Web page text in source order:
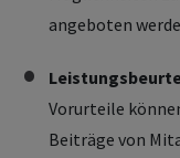
angeboten
Vorurteile
Beiträge von